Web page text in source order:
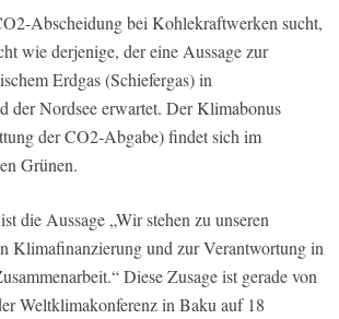
Abscheidung bei Kohlekraftwerken sucht,
wie derjenige, der eine Aussage zur
Erdgas (Schiefergas) in
der Nordsee erwartet. Der Klimabonus
der CO2-Abgabe) findet sich im
Grünen.
die Aussage „Wir stehen zu unseren
Klimafinanzierung und zur Verantwortung in
Diese Zusage ist gerade von
Weltklimakonferenz in Baku auf 18